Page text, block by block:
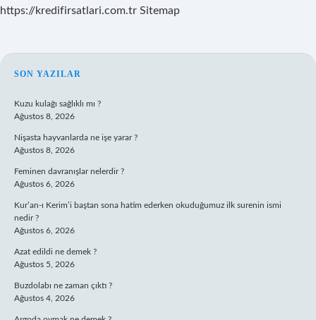
https://kredifirsatlari.com.tr Sitemap
SIDEBAR
SON YAZILAR
Kuzu kulağı sağlıklı mı ?
Ağustos 8, 2026
Nişasta hayvanlarda ne işe yarar ?
Ağustos 8, 2026
Feminen davranışlar nelerdir ?
Ağustos 6, 2026
Kur’an-ı Kerim’i baştan sona hatim ederken okuduğumuz ilk surenin ismi
nedir ?
Ağustos 6, 2026
Azat edildi ne demek ?
Ağustos 5, 2026
Buzdolabı ne zaman çıktı ?
Ağustos 4, 2026